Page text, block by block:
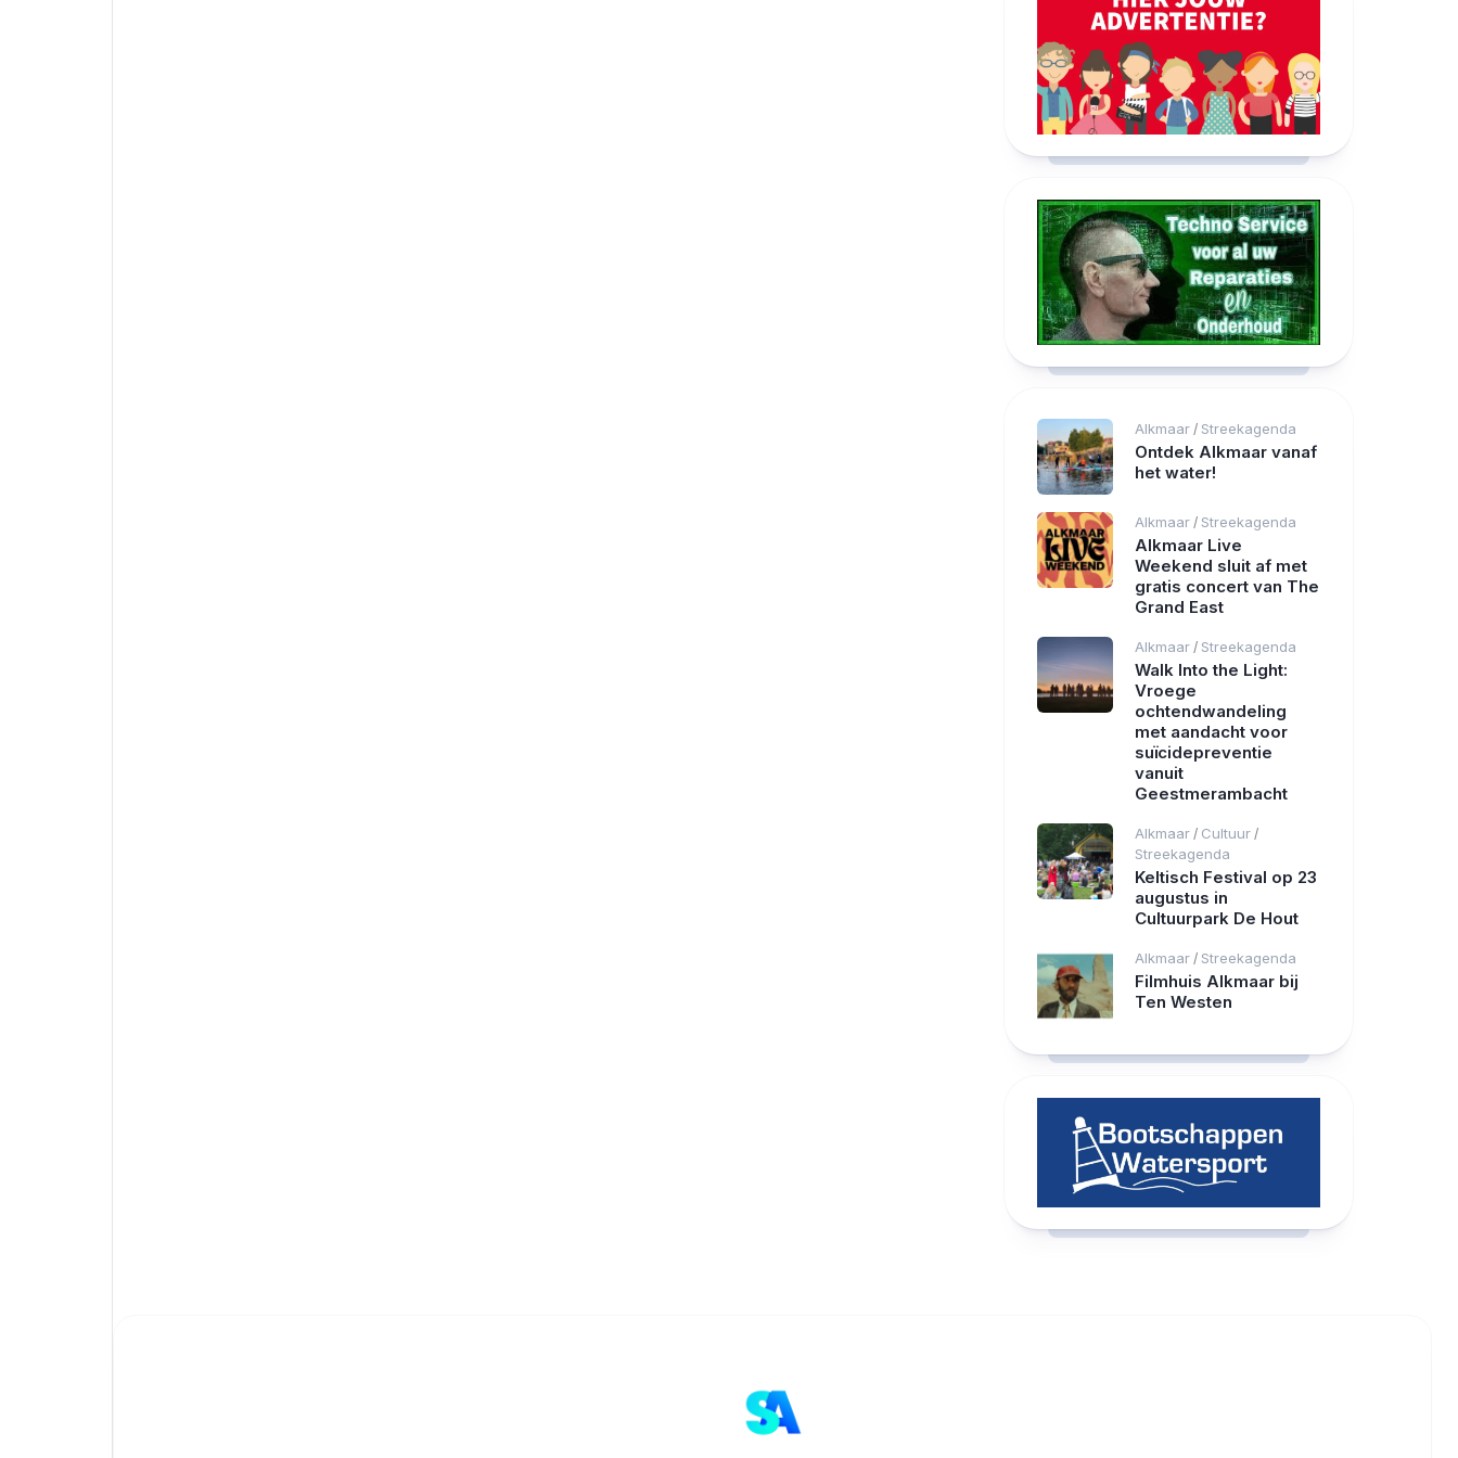
Alkmaar / Streekagenda
Ontdek Alkmaar vanaf
het water!
Alkmaar / Streekagenda
Alkmaar Live
Weekend sluit af met
gratis concert van The
Grand East
Alkmaar / Streekagenda
Walk Into the Light:
Vroege
ochtendwandeling
met aandacht voor
suïcidepreventie
vanuit
Geestmerambacht
Alkmaar / Cultuur /
Streekagenda
Keltisch Festival op 23
augustus in
Cultuurpark De Hout
Alkmaar / Streekagenda
Filmhuis Alkmaar bij
Ten Westen